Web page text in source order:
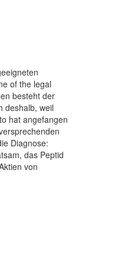
of the legal
besteht der
deshalb, weil
hat angefangen
Diagnose:
das Peptid
von